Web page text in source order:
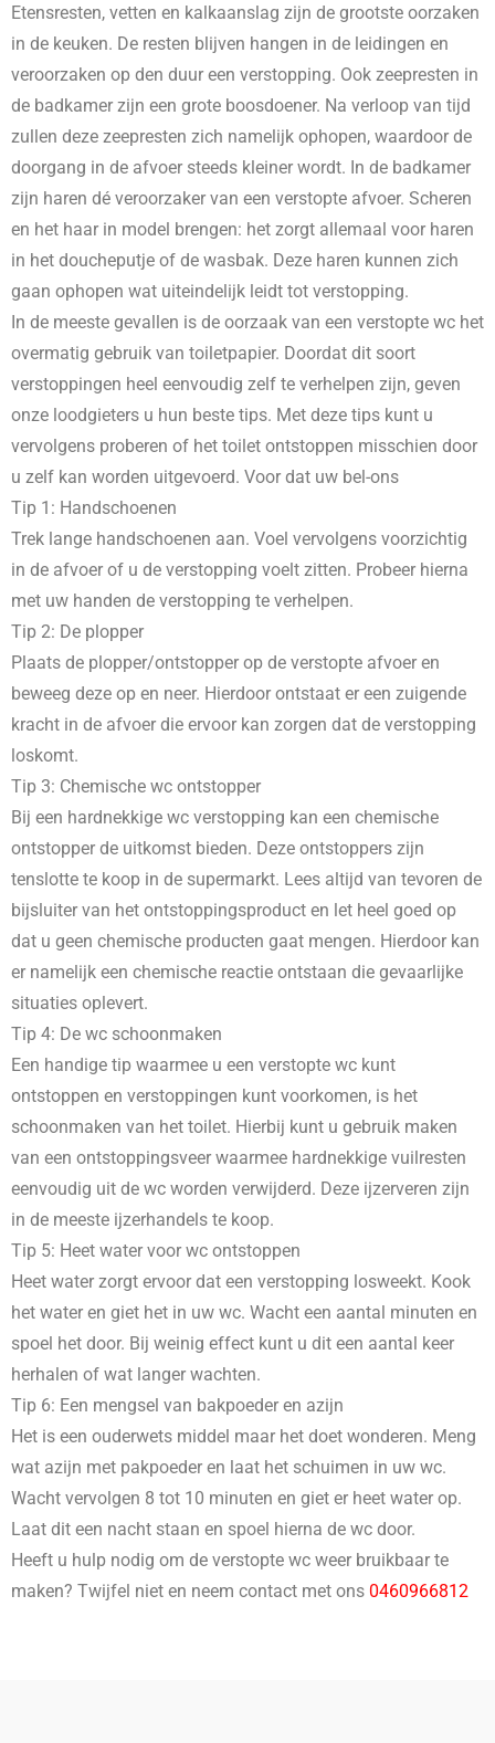
Etensresten, vetten en kalkaanslag zijn de grootste oorzaken
in de keuken. De resten blijven hangen in de leidingen en
veroorzaken op den duur een verstopping. Ook zeepresten in
de badkamer zijn een grote boosdoener. Na verloop van tijd
zullen deze zeepresten zich namelijk ophopen, waardoor de
doorgang in de afvoer steeds kleiner wordt. In de badkamer
zijn haren dé veroorzaker van een verstopte afvoer. Scheren
en het haar in model brengen: het zorgt allemaal voor haren
in het doucheputje of de wasbak. Deze haren kunnen zich
gaan ophopen wat uiteindelijk leidt tot verstopping.
In de meeste gevallen is de oorzaak van een verstopte wc het
overmatig gebruik van toiletpapier. Doordat dit soort
verstoppingen heel eenvoudig zelf te verhelpen zijn, geven
onze loodgieters u hun beste tips. Met deze tips kunt u
vervolgens proberen of het toilet ontstoppen misschien door
u zelf kan worden uitgevoerd. Voor dat uw bel-ons
Tip 1: Handschoenen
Trek lange handschoenen aan. Voel vervolgens voorzichtig
in de afvoer of u de verstopping voelt zitten. Probeer hierna
met uw handen de verstopping te verhelpen.
Tip 2: De plopper
Plaats de plopper/ontstopper op de verstopte afvoer en
beweeg deze op en neer. Hierdoor ontstaat er een zuigende
kracht in de afvoer die ervoor kan zorgen dat de verstopping
loskomt.
Tip 3: Chemische wc ontstopper
Bij een hardnekkige wc verstopping kan een chemische
ontstopper de uitkomst bieden. Deze ontstoppers zijn
tenslotte te koop in de supermarkt. Lees altijd van tevoren de
bijsluiter van het ontstoppingsproduct en let heel goed op
dat u geen chemische producten gaat mengen. Hierdoor kan
er namelijk een chemische reactie ontstaan die gevaarlijke
situaties oplevert.
Tip 4: De wc schoonmaken
Een handige tip waarmee u een verstopte wc kunt
ontstoppen en verstoppingen kunt voorkomen, is het
schoonmaken van het toilet. Hierbij kunt u gebruik maken
van een ontstoppingsveer waarmee hardnekkige vuilresten
eenvoudig uit de wc worden verwijderd. Deze ijzerveren zijn
in de meeste ijzerhandels te koop.
Tip 5: Heet water voor wc ontstoppen
Heet water zorgt ervoor dat een verstopping losweekt. Kook
het water en giet het in uw wc. Wacht een aantal minuten en
spoel het door. Bij weinig effect kunt u dit een aantal keer
herhalen of wat langer wachten.
Tip 6: Een mengsel van bakpoeder en azijn
Het is een ouderwets middel maar het doet wonderen. Meng
wat azijn met pakpoeder en laat het schuimen in uw wc.
Wacht vervolgen 8 tot 10 minuten en giet er heet water op.
Laat dit een nacht staan en spoel hierna de wc door.
Heeft u hulp nodig om de verstopte wc weer bruikbaar te
maken? Twijfel niet en neem contact met ons 0460966812